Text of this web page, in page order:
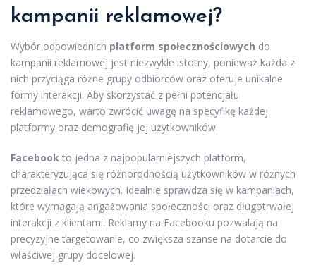
kampanii reklamowej?
Wybór odpowiednich platform społecznościowych do
kampanii reklamowej jest niezwykle istotny, ponieważ każda z
nich przyciąga różne grupy odbiorców oraz oferuje unikalne
formy interakcji. Aby skorzystać z pełni potencjału
reklamowego, warto zwrócić uwagę na specyfikę każdej
platformy oraz demografię jej użytkowników.
Facebook to jedna z najpopularniejszych platform,
charakteryzująca się różnorodnością użytkowników w różnych
przedziałach wiekowych. Idealnie sprawdza się w kampaniach,
które wymagają angażowania społeczności oraz długotrwałej
interakcji z klientami. Reklamy na Facebooku pozwalają na
precyzyjne targetowanie, co zwiększa szanse na dotarcie do
właściwej grupy docelowej.